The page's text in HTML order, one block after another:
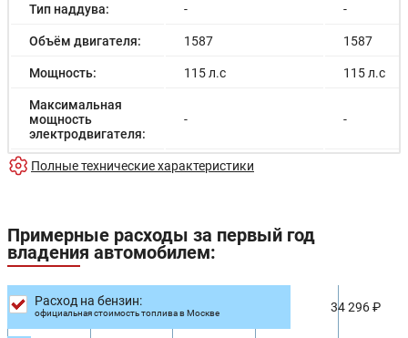
Тип наддува: - -
Объём двигателя: 1587 1587
Мощность: 115 л.с 115 л.с
Максимальная
мощность
электродвигателя:
- -
Емкость батареи: -
Время зарядки: -
-
Разгон до 100км/
14.6 с
Полные технические характеристики
Примерные расходы за первый год
владения автомобилем:
Расход на бензин:
официальная стоимость топлива в Москве 34 296 ₽